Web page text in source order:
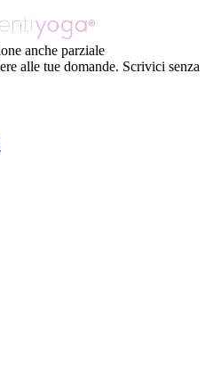
anche parziale
alle tue domande. Scrivici senza